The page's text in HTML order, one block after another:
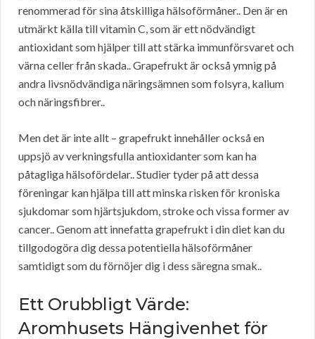
renommerad för sina åtskilliga hälsoförmåner.. Den är en
utmärkt källa till vitamin C, som är ett nödvändigt
antioxidant som hjälper till att stärka immunförsvaret och
värna celler från skada.. Grapefrukt är också ymnig på
andra livsnödvändiga näringsämnen som folsyra, kalium
och näringsfibrer..
Men det är inte allt – grapefrukt innehåller också en
uppsjö av verkningsfulla antioxidanter som kan ha
påtagliga hälsofördelar.. Studier tyder på att dessa
föreningar kan hjälpa till att minska risken för kroniska
sjukdomar som hjärtsjukdom, stroke och vissa former av
cancer.. Genom att innefatta grapefrukt i din diet kan du
tillgodogöra dig dessa potentiella hälsoförmåner
samtidigt som du förnöjer dig i dess säregna smak..
Ett Orubbligt Värde:
Aromhusets Hängivenhet för